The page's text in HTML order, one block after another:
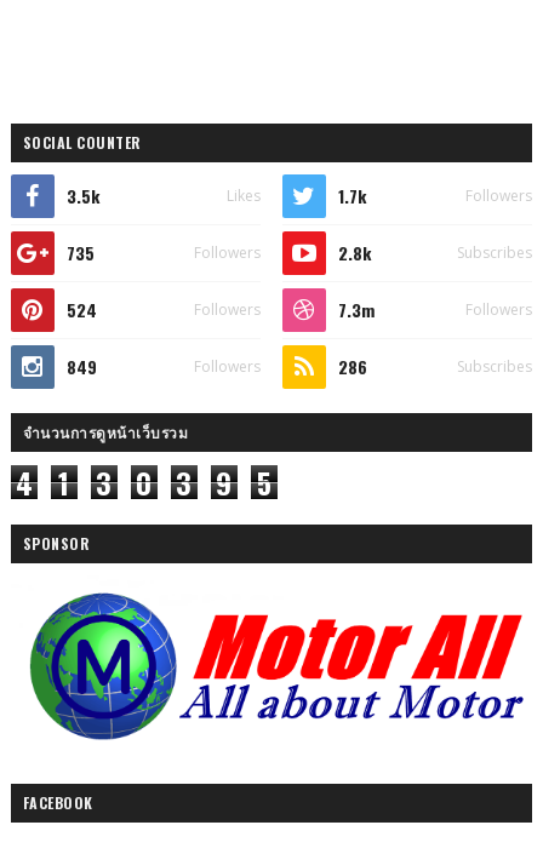
SOCIAL COUNTER
3.5k Likes 1.7k Followers
735 Followers 2.8k Subscribes
524 Followers 7.3m Followers
849 Followers 286 Subscribes
จำนวนการดูหน้าเว็บรวม
4 1 3 0 3 9 5
SPONSOR
FACEBOOK